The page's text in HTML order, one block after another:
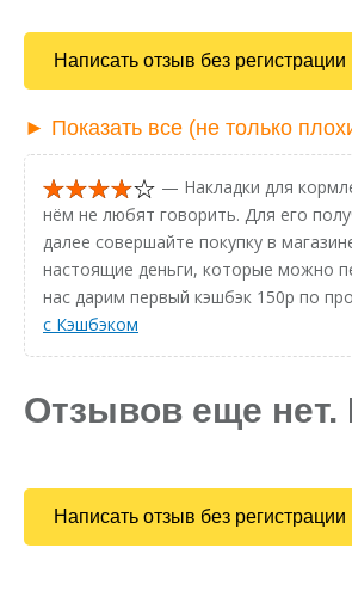
Написать отзыв без регистрации
► Показать все (не только
— Накладки для
нём не любят говорить. Для его
далее совершайте покупку в
настоящие деньги, которые можно
нас дарим первый кэшбэк 150р по
с Кэшбэком
Отзывов еще
Написать отзыв без регистрации